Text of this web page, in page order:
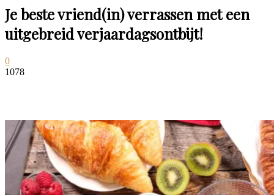
Je beste vriend(in) verrassen met een
uitgebreid verjaardagsontbijt!
0
1078